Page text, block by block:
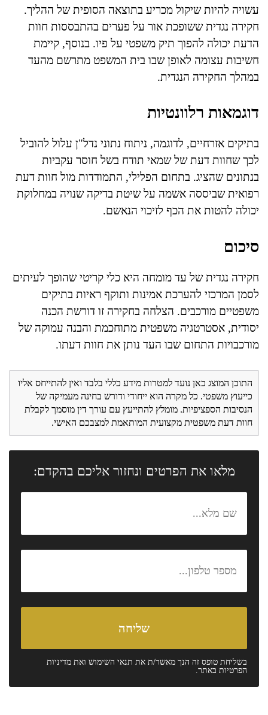
עשויה להיות שיקול מכריע בתוצאה הסופית של ההליך.
חקירה נגדית ששופכת אור על פערים בהתבססות חוות
הדעת יכולה להפוך תיק משפטי על פיו. בנוסף, קיימת
חשיבות עצומה לאופן שבו בית המשפט מתרשם מהעד
במהלך החקירה הנגדית.
דוגמאות רלוונטיות
בתיקים אזרחיים, לדוגמה, ניתוח נתוני נדל"ן עלול להוביל
לכך שחוות דעת של שמאי תודח בשל חוסר עקביות
בנתונים שהציג. בתחום הפלילי, התמודדות מול חוות דעת
רפואית שביססה אשמה על שיטת בדיקה שנויה במחלוקת
יכולה להטות את הכף לזיכוי הנאשם.
סיכום
חקירה נגדית של עד מומחה היא כלי קריטי שהופך לעיתים
לסמן המרכזי להערכת אמינות ותוקף ראיות בתיקים
משפטיים מורכבים. הצלחה בחקירה זו דורשת הכנה
יסודית, אסטרטגיה משפטית מתוחכמת והבנה עמוקה של
מורכבויות התחום שבו העד נותן את חוות דעתו.
התוכן המוצג כאן נועד למטרות מידע כללי בלבד ואין להתייחס אליו
כייעוץ משפטי. כל מקרה הוא ייחודי ודורש בחינה מעמיקה של
הנסיבות הספציפיות. מומלץ להתייעץ עם עורך דין מוסמך לקבלת
חוות דעת משפטית מקצועית המותאמת למצבכם האישי.
מלאו את הפרטים ונחזור אליכם בהקדם:
בשליחת טופס זה הנך מאשר/ת את תנאי השימוש ואת מדיניות
הפרטיות באתר.